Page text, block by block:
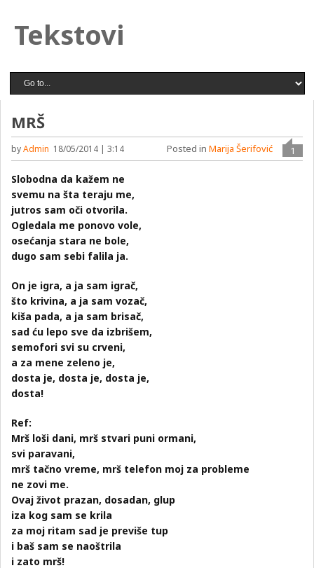
Tekstovi
MRŠ
byAdmin 18/05/2014 | 3:14 1
Posted in Marija Šerifović
Slobodna da kažem ne
svemu na šta teraju me,
jutros sam oči otvorila.
Ogledala me ponovo vole,
osećanja stara ne bole,
dugo sam sebi falila ja.
On je igra, a ja sam igrač,
što krivina, a ja sam vozač,
kiša pada, a ja sam brisač,
sad ću lepo sve da izbrišem,
semofori svi su crveni,
a za mene zeleno je,
dosta je, dosta je, dosta je,
dosta!
Ref:
Mrš loši dani, mrš stvari puni ormani,
svi paravani,
mrš tačno vreme, mrš telefon moj za probleme
ne zovi me.
Ovaj život prazan, dosadan, glup
iza kog sam se krila
za moj ritam sad je previše tup
i baš sam se naoštrila
i zato mrš!